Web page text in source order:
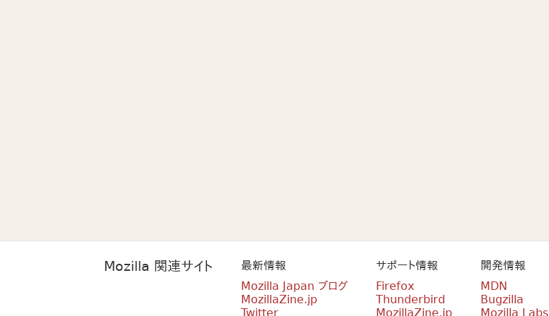
Mozilla 関連サイト
最新情報
Mozilla Japan ブログ
MozillaZine.jp
Twitter
サポート情報
Firefox
Thunderbird
MozillaZine.jp
開発情報
MDN
Bugzilla
Mozilla Labs